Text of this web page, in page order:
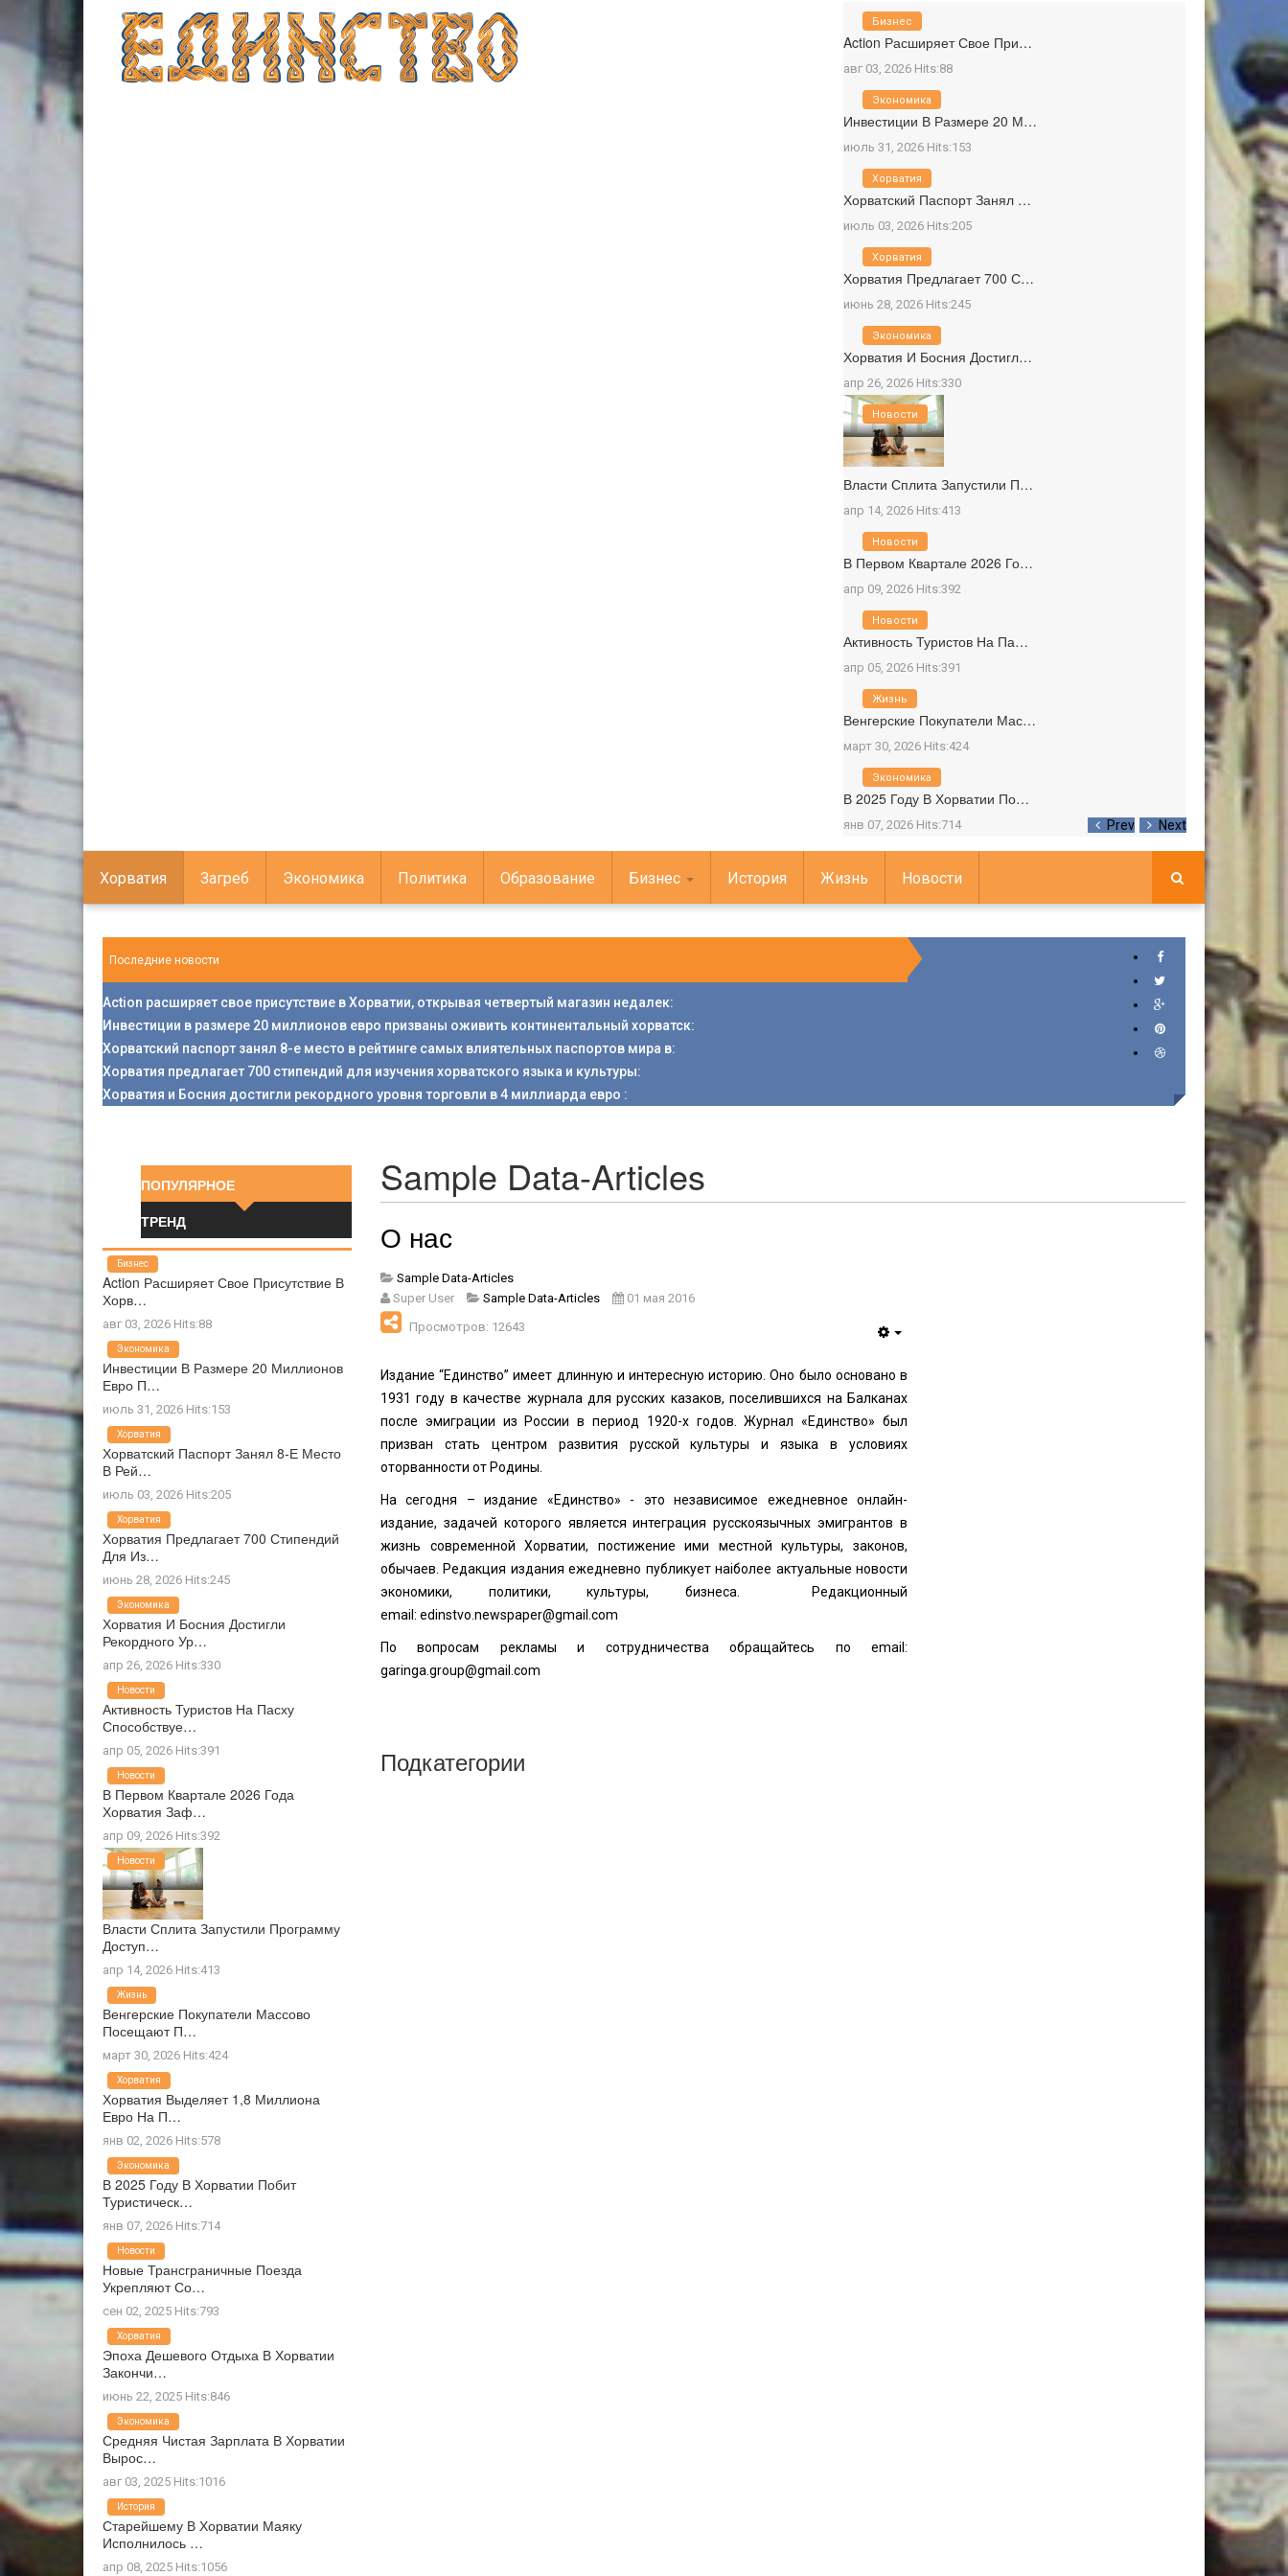
Prev Next
Action Расширяет Свое При…
авг 03, 2026 Hits:88
Бизнес
Инвестиции В Размере 20 М…
июль 31, 2026 Hits:153
Экономика
Хорватский Паспорт Занял …
июль 03, 2026 Hits:205
Хорватия
Хорватия Предлагает 700 С…
июнь 28, 2026 Hits:245
Хорватия
Хорватия И Босния Достигл…
апр 26, 2026 Hits:330
Экономика
Власти Сплита Запустили П…
апр 14, 2026 Hits:413
Новости
В Первом Квартале 2026 Го…
апр 09, 2026 Hits:392
Новости
Активность Туристов На Па…
апр 05, 2026 Hits:391
Новости
Венгерские Покупатели Мас…
март 30, 2026 Hits:424
Жизнь
В 2025 Году В Хорватии По…
янв 07, 2026 Hits:714
Экономика
Хорватия Загреб Экономика Политика Образование Бизнес История Жизнь Новости
Последние новости
Action расширяет свое присутствие в Хорватии, открывая четвертый магазин недалек:
Инвестиции в размере 20 миллионов евро призваны оживить континентальный хорватск:
Хорватский паспорт занял 8-е место в рейтинге самых влиятельных паспортов мира в:
Хорватия предлагает 700 стипендий для изучения хорватского языка и культуры:
Хорватия и Босния достигли рекордного уровня торговли в 4 миллиарда евро :
Sample Data-Articles
О нас
Sample Data-Articles
Super User
Sample Data-Articles
01 мая 2016
Просмотров: 12643
Издание “Единство” имеет длинную и интересную историю. Оно было основано в
1931 году в качестве журнала для русских казаков, поселившихся на Балканах
после эмиграции из России в период 1920-х годов. Журнал «Единство» был
призван стать центром развития русской культуры и языка в условиях
оторванности от Родины.
На сегодня – издание «Единство» - это независимое ежедневное онлайн-
издание, задачей которого является интеграция русскоязычных эмигрантов в
жизнь современной Хорватии, постижение ими местной культуры, законов,
обычаев. Редакция издания ежедневно публикует наіболее актуальные новости
экономики, политики, культуры, бизнеса. Редакционный
email: edinstvo.newspaper@gmail.com
По вопросам рекламы и сотрудничества обращайтесь по email:
garinga.group@gmail.com
Подкатегории
ПОПУЛЯРНОЕ
ТРЕНД
Action Расширяет Свое Присутствие В
Хорв…
авг 03, 2026 Hits:88
Бизнес
Инвестиции В Размере 20 Миллионов
Евро П…
июль 31, 2026 Hits:153
Экономика
Хорватский Паспорт Занял 8-Е Место
В Рей…
июль 03, 2026 Hits:205
Хорватия
Хорватия Предлагает 700 Стипендий
Для Из…
июнь 28, 2026 Hits:245
Хорватия
Хорватия И Босния Достигли
Рекордного Ур…
апр 26, 2026 Hits:330
Экономика
Активность Туристов На Пасху
Способствуе…
апр 05, 2026 Hits:391
Новости
В Первом Квартале 2026 Года
Хорватия Заф…
апр 09, 2026 Hits:392
Новости
Власти Сплита Запустили Программу
Доступ…
апр 14, 2026 Hits:413
Новости
Венгерские Покупатели Массово
Посещают П…
март 30, 2026 Hits:424
Жизнь
Хорватия Выделяет 1,8 Миллиона
Евро На П…
янв 02, 2026 Hits:578
Хорватия
В 2025 Году В Хорватии Побит
Туристическ…
янв 07, 2026 Hits:714
Экономика
Новые Трансграничные Поезда
Укрепляют Со…
сен 02, 2025 Hits:793
Новости
Эпоха Дешевого Отдыха В Хорватии
Закончи…
июнь 22, 2025 Hits:846
Хорватия
Средняя Чистая Зарплата В Хорватии
Вырос…
авг 03, 2025 Hits:1016
Экономика
Старейшему В Хорватии Маяку
Исполнилось …
апр 08, 2025 Hits:1056
История